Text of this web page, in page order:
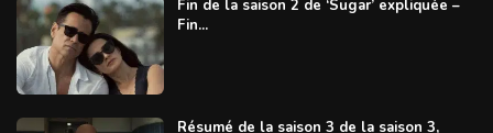
Fin de la saison 2 de ‘Sugar’ expliquée –
Fin...
Résumé de la saison 3 de la saison 3,